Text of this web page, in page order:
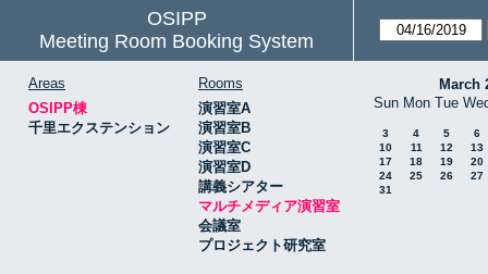
OSIPP
Meeting Room Booking System
Areas
OSIPP棟
千里エクステンション
Rooms
演習室A
演習室B
演習室C
演習室D
講義シアター
マルチメディア演習室
会議室
プロジェクト研究室
March
Sun Mon Tue
3 4 5
6
10
11 12
13
17
18 19
20
24
25 26
27
31